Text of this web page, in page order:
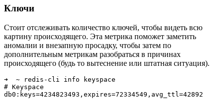
Ключи
Стоит отслеживать количество ключей, чтобы видеть всю
картину происходящего. Эта метрика поможет заметить
аномалии и внезапную просадку, чтобы затем по
дополнительным метрикам разобраться в причинах
происходящего (будь то вытеснение или штатная ситуация).
➜  ~ redis-cli info keyspace
# Keyspace